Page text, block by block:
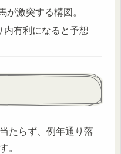
が激突する構図。
内有利になると予想
たらず、例年通り落
。